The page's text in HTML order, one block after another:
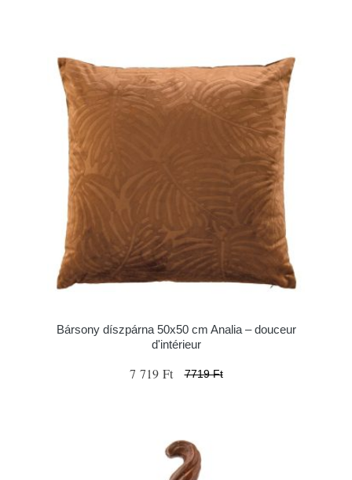
Bársony díszpárna 50x50 cm Analia – douceur
d'intérieur
7 719 Ft 7719 Ft